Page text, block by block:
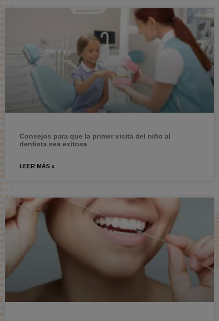
Consejos para que la primer visita del niño al
dentista sea exitosa
LEER MÁS »